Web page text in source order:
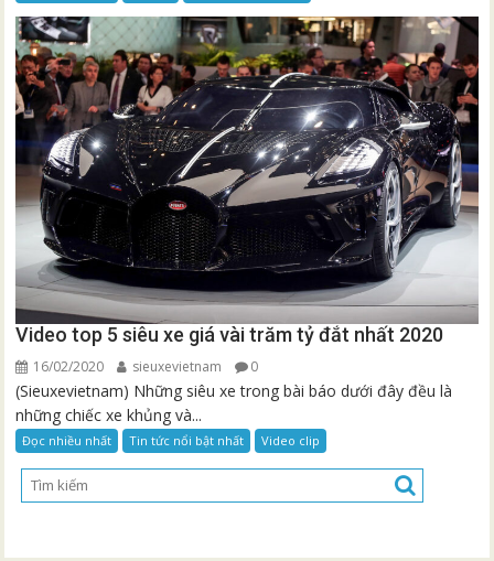
Video top 5 siêu xe giá vài trăm tỷ đắt nhất 2020
16/02/2020 sieuxevietnam 0
(Sieuxevietnam) Những siêu xe trong bài báo dưới đây đều là
những chiếc xe khủng và...
Đọc nhiều nhất Tin tức nổi bật nhất Video clip